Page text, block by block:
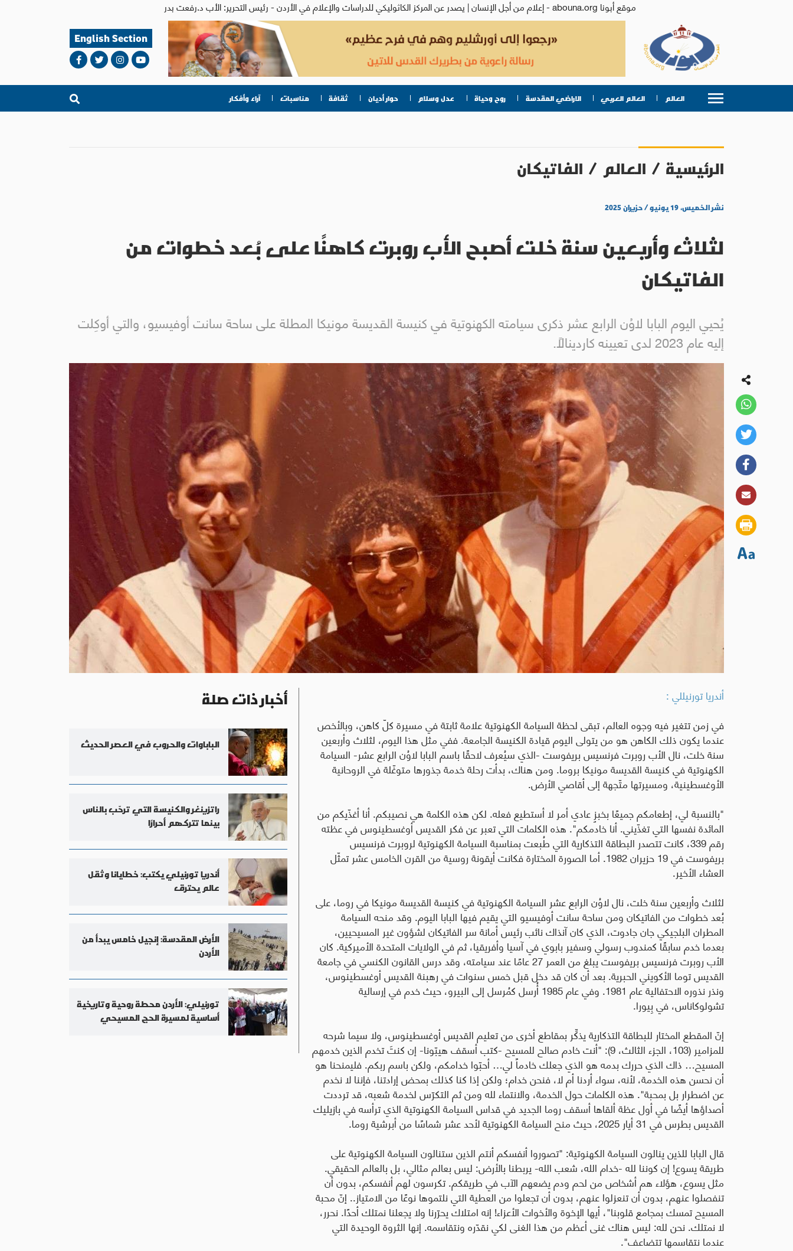
موقع أبونا abouna.org - إعلام من أجل الإنسان | يصدر عن المركز الكاثوليكي للدراسات والإعلام في الأردن - رئيس التحرير: الأب د.رفعت بدر
English Section
العالم العالم العربي الاراضي المقدسة روح وحياة عدل وسلام حوار أديان ثقافة مناسبات آراء وأفكار
الرئيسية / العالم / الفاتيكان
نشر الخميس، ١٩ يونيو / حزيران ٢٠٢٥
لثلاث وأربعين سنة خلت أصبح الأب روبرت كاهنًا على بُعد خطوات من
الفاتيكان
يُحيي اليوم البابا لاوُن الرابع عشر ذكرى سيامته الكهنوتية في كنيسة القديسة مونيكا المطلة على ساحة سانت أوفيسيو، والتي أوكِلت
إليه عام 2023 لدى تعيينه كاردينالاً.
أندريا تورنيللي :
في زمن تتغير فيه وجوه العالم، تبقى لحظة السيامة الكهنوتية علامة ثابتة في مسيرة كلّ كاهن، وبالأخص
عندما يكون ذلك الكاهن هو من يتولى اليوم قيادة الكنيسة الجامعة. ففي مثل هذا اليوم، لثلاث وأربعين
سنة خلت، نال الأب روبرت فرنسيس بريفوست -الذي سيُعرف لاحقًا باسم البابا لاوُن الرابع عشر- السيامة
الكهنوتية في كنيسة القديسة مونيكا بروما. ومن هناك، بدأت رحلة خدمة جذورها متوغّلة في الروحانية
الأوغسطينية، ومسيرتها متّجهة إلى أقاصي الأرض.
"بالنسبة لي، إطعامكم جميعًا بخبزٍ عادي أمر لا أستطيع فعله. لكن هذه الكلمة هي نصيبكم. أنا أغذّيكم من
المائدة نفسها التي تغذّيني. أنا خادمكم". هذه الكلمات التي تعبر عن فكر القديس أوغسطينوس في عظته
رقم 339، كانت تتصدر البطاقة التذكارية التي طُبعت بمناسبة السيامة الكهنوتية لروبرت فرنسيس
بريفوست في 19 حزيران 1982. أما الصورة المختارة فكانت أيقونة روسية من القرن الخامس عشر تمثّل
العشاء الأخير.
لثلاث وأربعين سنة خلت، نال لاوُن الرابع عشر السيامة الكهنوتية في كنيسة القديسة مونيكا في روما، على
بُعد خطوات من الفاتيكان ومن ساحة سانت أوفيسيو التي يقيم فيها البابا اليوم. وقد منحه السيامة
المطران البلجيكي جان جادوت، الذي كان آنذاك نائب رئيس أمانة سر الفاتيكان لشؤون غير المسيحيين،
بعدما خدم سابقًا كمندوب رسولي وسفير بابوي في آسيا وأفريقيا، ثم في الولايات المتحدة الأميركية. كان
الأب روبرت فرنسيس بريفوست يبلغ من العمر 27 عامًا عند سيامته، وقد درس القانون الكنسي في جامعة
القديس توما الأكويني الحبرية. بعد أن كان قد دخل قبل خمس سنوات في رهبنة القديس أوغسطينوس،
ونذر نذوره الاحتفالية عام 1981. وفي عام 1985 أُرسل كمُرسل إلى البيرو، حيث خدم في إرسالية
تشولوكاناس، في بِيورا.
إنّ المقطع المختار للبطاقة التذكارية يذكِّر بمقاطع أخرى من تعليم القديس أوغسطينوس، ولا سيما شرحه
للمزامير (103، الجزء الثالث، 9): "أنت خادم صالح للمسيح -كتب أسقف هيبّونا- إن كنتَ تخدم الذين خدمهم
المسيح… ذاك الذي حررك بدمه هو الذي جعلك خادماً لي… أحبّوا خدامكم، ولكن باسم ربكم. فليمنحنا هو
أن نحسن هذه الخدمة، لأنه، سواء أردنا أم لا، فنحن خدام؛ ولكن إذا كنا كذلك بمحض إرادتنا، فإننا لا نخدم
عن اضطرار بل بمحبة". هذه الكلمات حول الخدمة، والانتماء لله ومن ثم التكرّس لخدمة شعبه، قد ترددت
أصداؤها أيضًا في أول عظة ألقاها أسقف روما الجديد في قداس السيامة الكهنوتية الذي ترأسه في بازيليك
القديس بطرس في 31 أيار 2025، حيث منح السيامة الكهنوتية لأحد عشر شماسًا من أبرشية روما
.
قال البابا للذين ينالون السيامة الكهنوتية: "تصوروا أنفسكم أنتم الذين ستنالون السيامة الكهنوتية على
طريقة يسوع! إن كوننا لله -خدام الله، شعب الله- يربطنا بالأرض: ليس بعالم مثالي، بل بالعالم الحقيقي.
مثل يسوع، هؤلاء هم أشخاص من لحم ودم يضعهم الآب في طريقكم. تكرسون لهم أنفسكم، بدون أن
تنفصلوا عنهم، بدون أن تنعزلوا عنهم، بدون أن تجعلوا من العطية التي نلتموها نوعًا من الامتياز.. إنّ محبة
المسيح تمسك بمجامع قلوبنا"، أيها الإخوة والأخوات الأعزاء! إنه امتلاك يحرّرنا ولا يجعلنا نمتلك أحدًا. نحرر،
لا نمتلك. نحن لله: ليس هناك غنى أعظم من هذا الغنى لكي نقدّره ونتقاسمه. إنها الثروة الوحيدة التي
عندما نتقاسمها تتضاعف".
أخبار ذات صلة
الباباوات والحروب في العصر الحديث
راتزينغر والكنيسة التي ترحّب بالناس
بينما تتركهم أحرارًا
أندريا تورنيلي يكتب: خطايانا وثقل
عالم يحترق
الأرض المقدسة: إنجيل خامس يبدأ من
الأردن
تورنيلي: الأردن محطة روحية وتاريخية
أساسية لمسيرة الحج المسيحي